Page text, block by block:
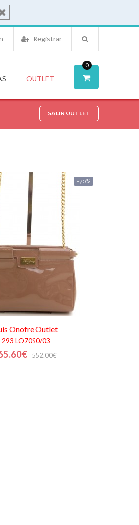
Registrar
0
OUTLET
SALIR OUTLET
-70%
OnofreOutlet
293 LO7090/03
552.00€